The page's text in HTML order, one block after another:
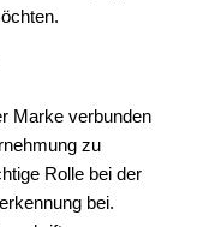
Marke verbunden
zu
Rolle bei der
bei.